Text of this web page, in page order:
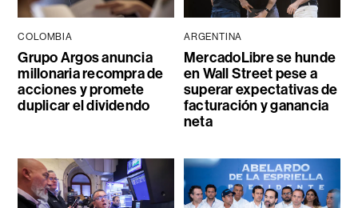
COLOMBIA
Grupo Argos anuncia
millonaria recompra de
acciones y promete
duplicar el dividendo
ARGENTINA
MercadoLibre se hunde
en Wall Street pese a
superar expectativas de
facturación y ganancia
neta